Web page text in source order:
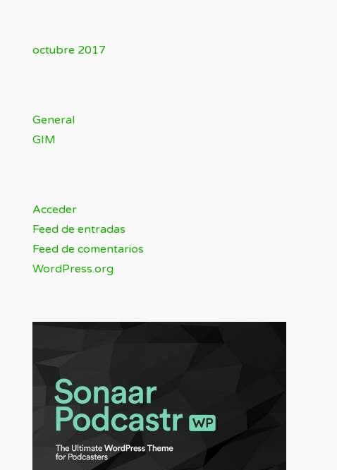
octubre 2017
General
GIM
Acceder
Feed de entradas
Feed de comentarios
WordPress.org